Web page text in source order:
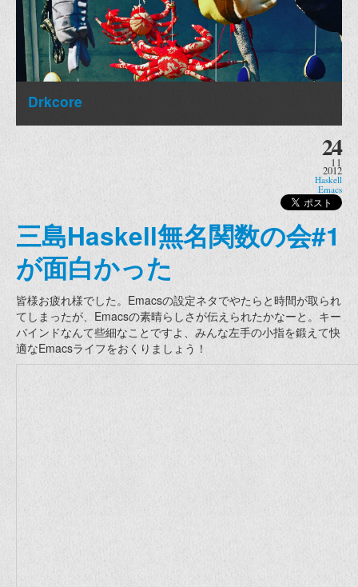
Drkcore
24
11
2012
Haskell
Emacs
三島Haskell無名関数の会#1
が面白かった
皆様お疲れ様でした。Emacsの設定ネタでやたらと時間が取られ
てしまったが、Emacsの素晴らしさが伝えられたかなーと。キー
バインドなんて些細なことですよ、みんな左手の小指を鍛えて快
適なEmacsライフをおくりましょう！